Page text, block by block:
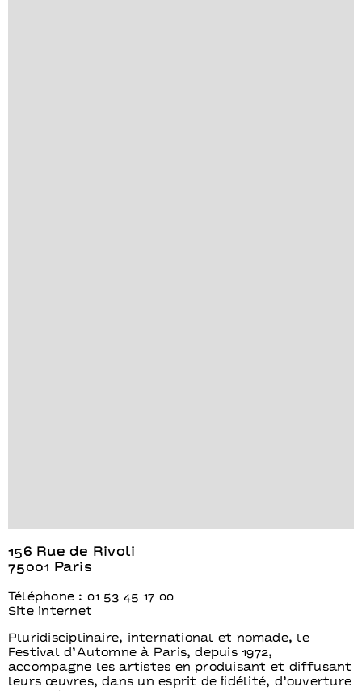
156 Rue de Rivoli
75001 Paris
Téléphone : 01 53 45 17 00
Site internet
Pluridisciplinaire, international et nomade, le
Festival d’Automne à Paris, depuis 1972,
accompagne les artistes en produisant et diffusant
leurs œuvres, dans un esprit de ﬁdélité, d’ouverture